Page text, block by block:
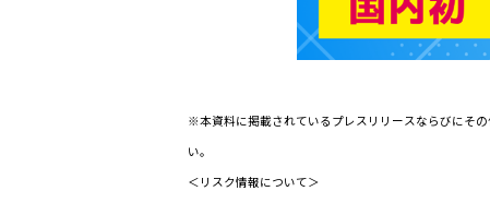
※本資料に掲載されているプレスリリースならびにそ
い。
＜リスク情報について＞